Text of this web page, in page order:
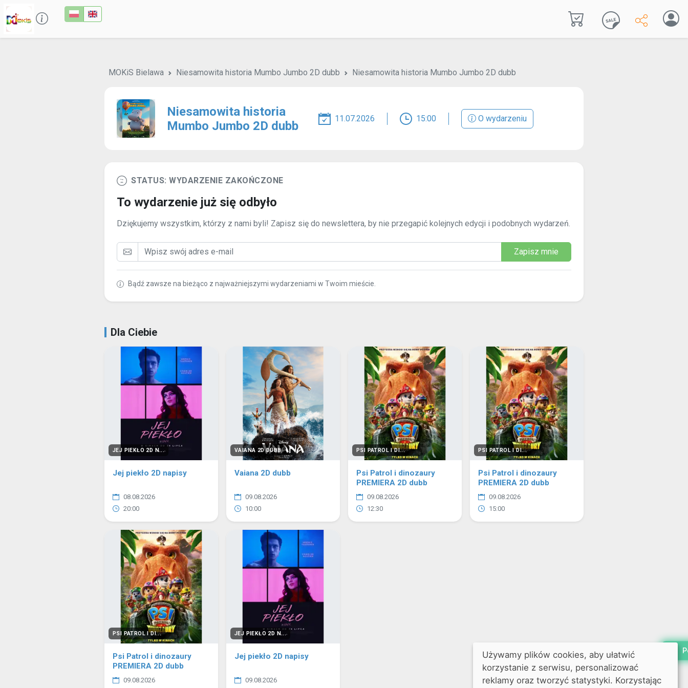
MOKiS Bielawa Niesamowita historia Mumbo Jumbo 2D dubb Niesamowita historia Mumbo Jumbo 2D dubb
Niesamowita historia
Mumbo Jumbo 2D dubb
11.07.2026 15:00 O wydarzeniu
STATUS: WYDARZENIE ZAKOŃCZONE
To wydarzenie już się odbyło
Dziękujemy wszystkim, którzy z nami byli! Zapisz się do newslettera, by nie przegapić kolejnych edycji i podobnych wydarzeń.
Zapisz mnie
Bądź zawsze na bieżąco z najważniejszymi wydarzeniami w Twoim mieście.
Dla Ciebie
JEJ PIEKŁO 2D N...
Jej piekło 2D napisy
08.08.2026
20:00
VAIANA 2D DUBB
Vaiana 2D dubb
09.08.2026
10:00
PSI PATROL I DI...
Psi Patrol i dinozaury
PREMIERA 2D dubb
09.08.2026
12:30
PSI PATROL I DI...
Psi Patrol i dinozaury
PREMIERA 2D dubb
09.08.2026
15:00
PSI PATROL I DI...
Psi Patrol i dinozaury
PREMIERA 2D dubb
09.08.2026
JEJ PIEKŁO 2D N...
Jej piekło 2D napisy
09.08.2026
Używamy plików cookies, aby ułatwić
korzystanie z serwisu, personalizować
reklamy oraz tworzyć statystyki. Korzystając